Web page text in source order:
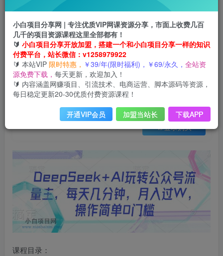
1年前更新
关注
0 595 50
此内容为会员免费，请付费后查看
云币3 限时特惠
云币 99
年VIP免费 终身VIP会员免费
登录购买
会员免费 已售 14
课程目录：
小白项目分享网 | 专注优质VIP网课资源分享，市面上收费几百
几千的项目资源课程这里全部都有！
🔰 小白项目分享开放加盟，搭建一个和小白项目分享一样的知识
付费平台，站长微信：v1258979922
🔰 本站VIP 限时特惠， ￥39/年(限时福利)，￥69/永久， 全站资
源免费下载， 每天更新，欢迎加入！
🔰 内容涵盖网赚项目、引流技术、电商运营、脚本源码等资源，
每日稳定更新20-30优质付费资源课程！
开通VIP会员 加盟当站长 下载APP